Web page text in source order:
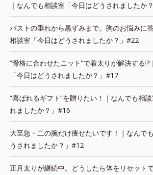
｜なんでも相談室「今日はどうされましたか
バストの垂れから黒ずみまで。胸のお悩みに
相談室「今日はどうされましたか？」#22
“骨格に合わせたニット”で着太りが解決する
「今日はどうされましたか？」#17
“喜ばれるギフト”を贈りたい！｜なんでも相
れましたか？」#16
大至急・二の腕だけ痩せたいです！｜なんで
うされましたか？」#12
正月太りが継続中。どうしたら体をリセット